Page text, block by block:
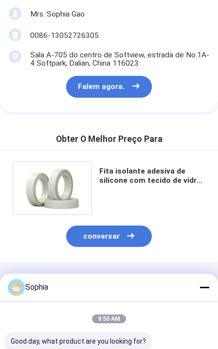
Mrs. Sophia Gao
0086-13052726305
Sala A-705 do centro de Softview, estrada de No.1A-
4 Softpark, Dalian, China 116023
Falem agora.
Obter O Melhor Preço Para
Fita isolante adesiva de
silicone com tecido de vidro
conversar
Produtos Recomendados
Sophia
9:50 AM
Good day, what product are you looking for?